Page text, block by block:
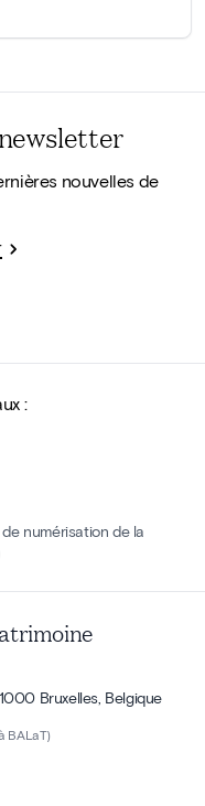
nouvelles de
:
numérisation de la
Bruxelles, Belgique
BALaT)